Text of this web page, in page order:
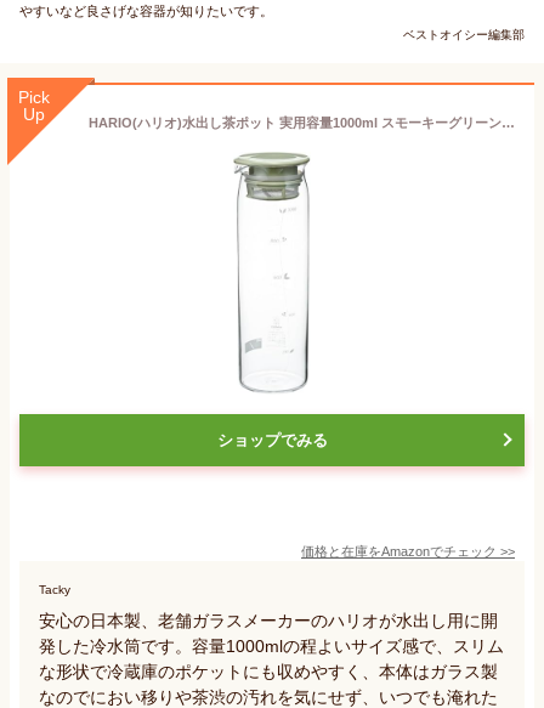
やすいなど良さげな容器が知りたいです。
ベストオイシー編集部
Pick
Up
HARIO(ハリオ)水出し茶ポット 実用容量1000ml スモーキーグリーン 耐熱ガラス製 熱湯・食洗器OK 冷水筒 日本製 MD-10-SG
ショップでみる
価格と在庫をAmazonでチェック >>
Tacky
安心の日本製、老舗ガラスメーカーのハリオが水出し用に開
発した冷水筒です。容量1000mlの程よいサイズ感で、スリム
な形状で冷蔵庫のポケットにも収めやすく、本体はガラス製
なのでにおい移りや茶渋の汚れを気にせず、いつでも淹れた